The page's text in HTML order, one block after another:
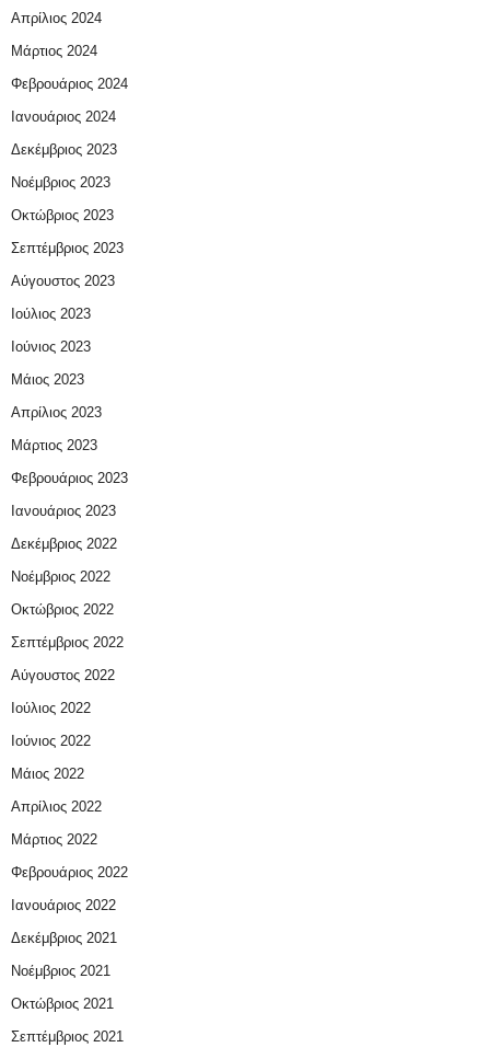
Απρίλιος 2024
Μάρτιος 2024
Φεβρουάριος 2024
Ιανουάριος 2024
Δεκέμβριος 2023
Νοέμβριος 2023
Οκτώβριος 2023
Σεπτέμβριος 2023
Αύγουστος 2023
Ιούλιος 2023
Ιούνιος 2023
Μάιος 2023
Απρίλιος 2023
Μάρτιος 2023
Φεβρουάριος 2023
Ιανουάριος 2023
Δεκέμβριος 2022
Νοέμβριος 2022
Οκτώβριος 2022
Σεπτέμβριος 2022
Αύγουστος 2022
Ιούλιος 2022
Ιούνιος 2022
Μάιος 2022
Απρίλιος 2022
Μάρτιος 2022
Φεβρουάριος 2022
Ιανουάριος 2022
Δεκέμβριος 2021
Νοέμβριος 2021
Οκτώβριος 2021
Σεπτέμβριος 2021